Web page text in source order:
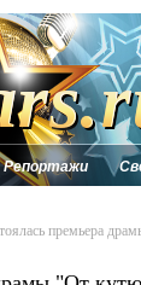
Репортажи
премьера